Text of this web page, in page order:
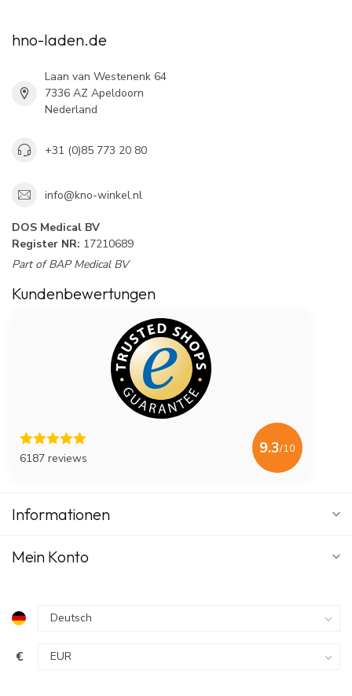
hno-laden.de
Laan van Westenenk 64
7336 AZ Apeldoorn
Nederland
+31 (0)85 773 20 80
info@kno-winkel.nl
DOS Medical BV
Register NR: 17210689
Part of BAP Medical BV
Kundenbewertungen
6187 reviews
9.3/10
Informationen
Mein Konto
€